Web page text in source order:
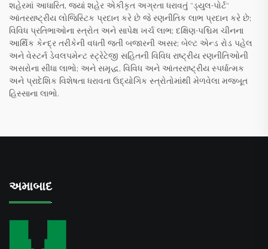
શહેરમાં આધારિત, જ્યાં શહેર એકીકૃત અગ્રતા ધરાવતું "ડ્યુલ-પોર્ટ"
આંતરરાષ્ટ્રીય લોજિસ્ટિક પ્રદાન કરે છે જે રણનીતિક લાભ પ્રદાન કરે છે;
વિવિધ પ્રતિભાઓના સ્ત્રોત અને સાપેક્ષ ખર્ચ લાભ; દક્ષિણ-પશ્ચિમ ચીનના
આર્થિક કેન્દ્ર તરીકેની વધતી જતી બજારની અસર; બેલ્ટ એન્ડ રોડ પહેલ
અને વેસ્ટર્ન ડેવલપમેન્ટ સ્ટ્રેટેજી સહિતની વિવિધ રાષ્ટ્રીય રણનીતિઓની
અસરોના સીધા લાભો; અને સમૃદ્ધ, વિવિધ અને આંતરરાષ્ટ્રીય સ્પર્ધાત્મક
અને પ્રાદેશિક વિશેષતા ધરાવતા ઉદ્યોગિક સ્ત્રોતોમાંથી મેળવેલા મજબૂત
હિસ્સાના લાભો.
અમાબાદ